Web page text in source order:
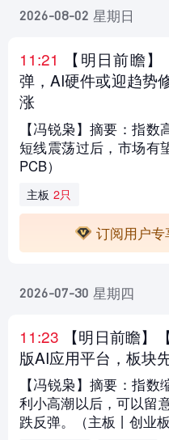
2026-08-02 星期日
11:21 【明日前瞻】
弹，AI硬件或迎趋势
涨
【冯锐枭】摘要：指数
短线震荡过后，市场有
PCB）
主板 2只
订阅用户
2026-07-30 星期四
11:23 【明日前瞻】
版AI应用平台，板块
【冯锐枭】摘要：指
利小高潮以后，可以留
跌反弹。（主板丨创业